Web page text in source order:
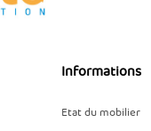
Informations
Etat du mobilier